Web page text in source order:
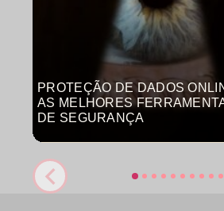
PROTEÇÃO DE DADOS
AS MELHORES
DE SEGURANÇA